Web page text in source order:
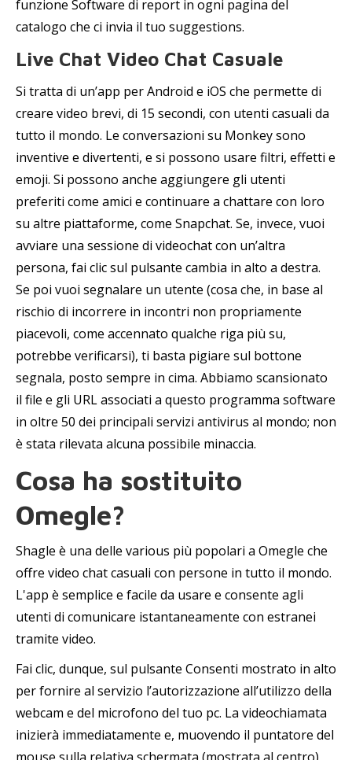
funzione Software di report in ogni pagina del
catalogo che ci invia il tuo suggestions.
Live Chat Video Chat Casuale
Si tratta di un’app per Android e iOS che permette di
creare video brevi, di 15 secondi, con utenti casuali da
tutto il mondo. Le conversazioni su Monkey sono
inventive e divertenti, e si possono usare filtri, effetti e
emoji. Si possono anche aggiungere gli utenti
preferiti come amici e continuare a chattare con loro
su altre piattaforme, come Snapchat. Se, invece, vuoi
avviare una sessione di videochat con un’altra
persona, fai clic sul pulsante cambia in alto a destra.
Se poi vuoi segnalare un utente (cosa che, in base al
rischio di incorrere in incontri non propriamente
piacevoli, come accennato qualche riga più su,
potrebbe verificarsi), ti basta pigiare sul bottone
segnala, posto sempre in cima. Abbiamo scansionato
il file e gli URL associati a questo programma software
in oltre 50 dei principali servizi antivirus al mondo; non
è stata rilevata alcuna possibile minaccia.
Cosa ha sostituito
Omegle?
Shagle è una delle various più popolari a Omegle che
offre video chat casuali con persone in tutto il mondo.
L'app è semplice e facile da usare e consente agli
utenti di comunicare istantaneamente con estranei
tramite video.
Fai clic, dunque, sul pulsante Consenti mostrato in alto
per fornire al servizio l’autorizzazione all’utilizzo della
webcam e del microfono del tuo pc. La videochiamata
inizierà immediatamente e, muovendo il puntatore del